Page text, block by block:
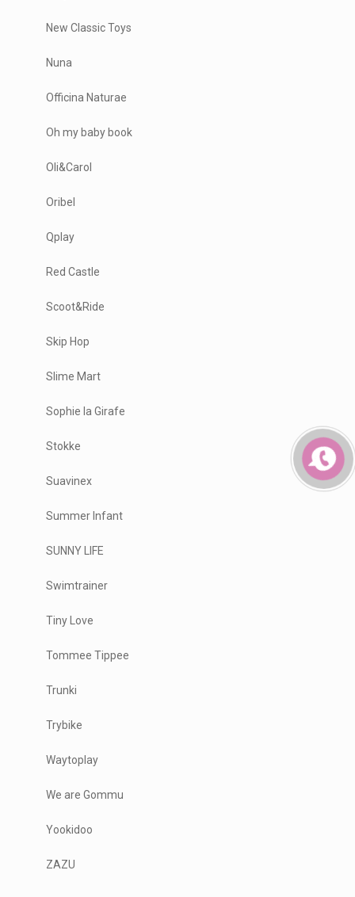
New Classic Toys
Nuna
Officina Naturae
Oh my baby book
Oli&Carol
Oribel
Qplay
Red Castle
Scoot&Ride
Skip Hop
Slime Mart
Sophie la Girafe
Stokke
Suavinex
Summer Infant
SUNNY LIFE
Swimtrainer
Tiny Love
Tommee Tippee
Trunki
Trybike
Waytoplay
We are Gommu
Yookidoo
ZAZU